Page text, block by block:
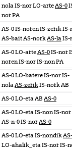
nola IS-nor LO-arteAS-0
nor PA
AS-0 IS-noren IS-zerik
AS-bait AS-norkAS-laIS-
AS-0 LO-arteAS-0IS-nor
noren IS-nor IS-non PA
AS-0 LO-batere IS-nor IS-
nolaAS-zerikIS-nork AB
AS-0 LO-eta AB AS-0
AS-0 LO-eta IS-non IS-nor
AS-n-0 IS-norAS-0
AS-0 LO-eta IS-nondik
LO-ahalik_eta IS-nor IS-